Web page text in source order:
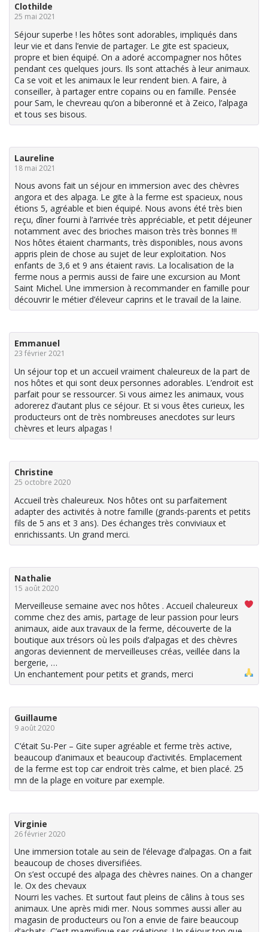
Clothilde
25 mai 2021
Séjour superbe ! les hôtes sont adorables, impliqués dans
leur vie et dans l’envie de partager. Le gite est spacieux,
propre et bien équipé. On a adoré accompagner nos hôtes
pendant ces quelques jours. Ils sont attachés à leur animaux.
Ca se voit et les animaux le leur rendent bien. A faire, à
conseiller, à partager entre copains ou en famille. Pensée
pour Sam, le chevreau qu’on a biberonné et à Zeico, l’alpaga
et tous ses bisous.
Laureline
18 mai 2021
Nous avons fait un séjour en immersion avec des chèvres
angora et des alpaga. Le gite à la ferme est spacieux, nous
étions 5, agréable et bien équipé. Nous avons été très bien
reçu, dîner fourni à l’arrivée très appréciable, et petit déjeuner
notamment avec des brioches maison très très bonnes !!!
Nos hôtes étaient charmants, très disponibles, nous avons
appris plein de chose au sujet de leur exploitation. Nos
enfants de 3,6 et 9 ans étaient ravis. La localisation de la
ferme nous a permis aussi de faire une excursion au Mont
Saint Michel. Une immersion à recommander en famille pour
découvrir le métier d’éleveur caprins et le travail de la laine.
Emmanuel
23 février 2021
Un séjour top et un accueil vraiment chaleureux de la part de
nos hôtes et qui sont deux personnes adorables. L’endroit est
parfait pour se ressourcer. Si vous aimez les animaux, vous
adorerez d’autant plus ce séjour. Et si vous êtes curieux, les
producteurs ont de très nombreuses anecdotes sur leurs
chèvres et leurs alpagas !
Christine
25 octobre 2020
Accueil très chaleureux. Nos hôtes ont su parfaitement
adapter des activités à notre famille (grands-parents et petits
fils de 5 ans et 3 ans). Des échanges très conviviaux et
enrichissants. Un grand merci.
Nathalie
15 août 2020
Merveilleuse semaine avec nos hôtes . Accueil chaleureux
comme chez des amis, partage de leur passion pour leurs
animaux, aide aux travaux de la ferme, découverte de la
boutique aux trésors où les poils d’alpagas et des chèvres
angoras deviennent de merveilleuses créas, veillée dans la
bergerie, …
Un enchantement pour petits et grands, merci
Guillaume
9 août 2020
C’était Su-Per – Gite super agréable et ferme très active,
beaucoup d’animaux et beaucoup d’activités. Emplacement
de la ferme est top car endroit très calme, et bien placé. 25
mn de la plage en voiture par exemple.
Virginie
26 février 2020
Une immersion totale au sein de l’élevage d’alpagas. On a fait
beaucoup de choses diversifiées.
On s’est occupé des alpaga des chèvres naines. On a changer
le. Ox des chevaux
Nourri les vaches. Et surtout faut pleins de câlins à tous ses
animaux. Une après midi mer. Nous sommes aussi aller au
magasin de producteurs ou l’on a envie de faire beaucoup